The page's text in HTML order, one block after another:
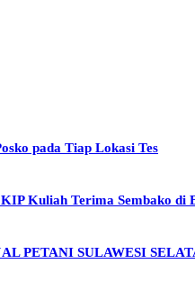
pada Tiap Lokasi Tes
Kuliah Terima Sembako di
PETANI SULAWESI